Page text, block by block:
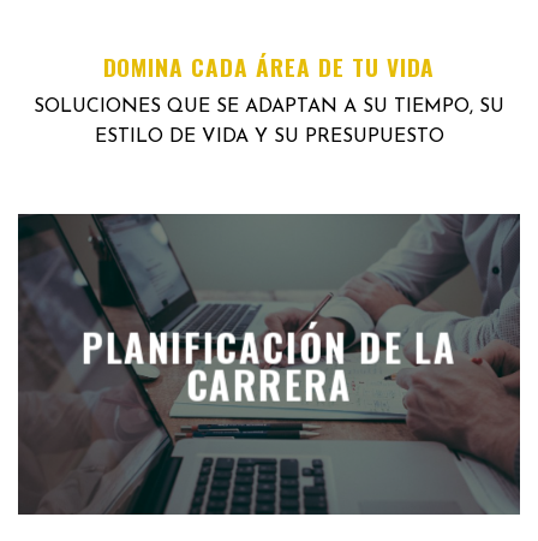
DOMINA CADA ÁREA DE TU VIDA
SOLUCIONES QUE SE ADAPTAN A SU TIEMPO, SU
ESTILO DE VIDA Y SU PRESUPUESTO
PLANIFICACIÓN DE LA
CARRERA